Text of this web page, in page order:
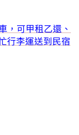
，可甲租乙還、
行李運送到民宿